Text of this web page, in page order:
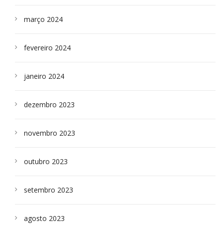
março 2024
fevereiro 2024
janeiro 2024
dezembro 2023
novembro 2023
outubro 2023
setembro 2023
agosto 2023